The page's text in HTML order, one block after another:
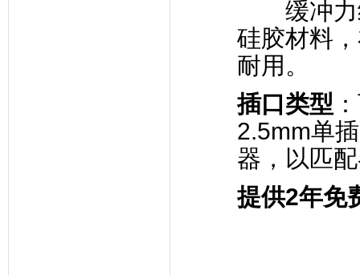
缓冲力
硅胶材料
耐用。
插口类型
2.5mm单
器，以匹
提供2年免